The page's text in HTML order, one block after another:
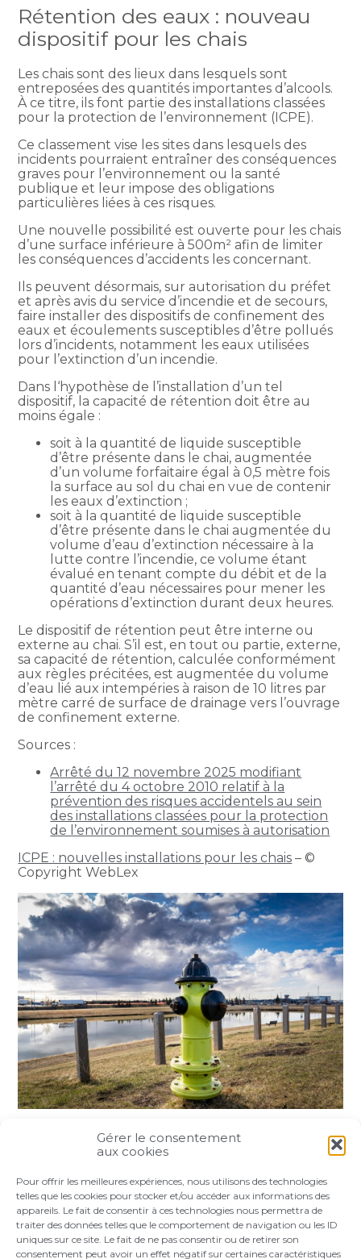
Gérer le consentement
aux cookies
Pour offrir les meilleures expériences, nous utilisons des technologies
telles que les cookies pour stocker et/ou accéder aux informations des
appareils. Le fait de consentir à ces technologies nous permettra de
traiter des données telles que le comportement de navigation ou les ID
uniques sur ce site. Le fait de ne pas consentir ou de retirer son
consentement peut avoir un effet négatif sur certaines caractéristiques
Rétention des eaux : nouveau
dispositif pour les chais
Les chais sont des lieux dans lesquels sont
entreposées des quantités importantes d’alcools.
À ce titre, ils font partie des installations classées
pour la protection de l’environnement (ICPE).
Ce classement vise les sites dans lesquels des
incidents pourraient entraîner des conséquences
graves pour l’environnement ou la santé
publique et leur impose des obligations
particulières liées à ces risques.
Une nouvelle possibilité est ouverte pour les chais
d’une surface inférieure à 500m² afin de limiter
les conséquences d’accidents les concernant.
Ils peuvent désormais, sur autorisation du préfet
et après avis du service d’incendie et de secours,
faire installer des dispositifs de confinement des
eaux et écoulements susceptibles d’être pollués
lors d’incidents, notamment les eaux utilisées
pour l’extinction d’un incendie.
Dans l‘hypothèse de l’installation d’un tel
dispositif, la capacité de rétention doit être au
moins égale :
soit à la quantité de liquide susceptible
d’être présente dans le chai, augmentée
d’un volume forfaitaire égal à 0,5 mètre fois
la surface au sol du chai en vue de contenir
les eaux d’extinction ;
soit à la quantité de liquide susceptible
d’être présente dans le chai augmentée du
volume d’eau d’extinction nécessaire à la
lutte contre l’incendie, ce volume étant
évalué en tenant compte du débit et de la
quantité d’eau nécessaires pour mener les
opérations d’extinction durant deux heures.
Le dispositif de rétention peut être interne ou
externe au chai. S’il est, en tout ou partie, externe,
sa capacité de rétention, calculée conformément
aux règles précitées, est augmentée du volume
d’eau lié aux intempéries à raison de 10 litres par
mètre carré de surface de drainage vers l’ouvrage
de confinement externe.
Sources :
Arrêté du 12 novembre 2025 modifiant
l’arrêté du 4 octobre 2010 relatif à la
prévention des risques accidentels au sein
des installations classées pour la protection
de l’environnement soumises à autorisation
ICPE : nouvelles installations pour les chais – ©
Copyright WebLex
FaceBook
TwitterLinkedIn